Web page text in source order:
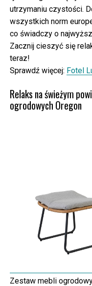
utrzymaniu czystości.
wszystkich norm
co świadczy o
Zacznij cieszyć się
teraz!
Sprawdź więcej: Fotel
Relaks na świeżym
ogrodowych Oregon
Zestaw mebli